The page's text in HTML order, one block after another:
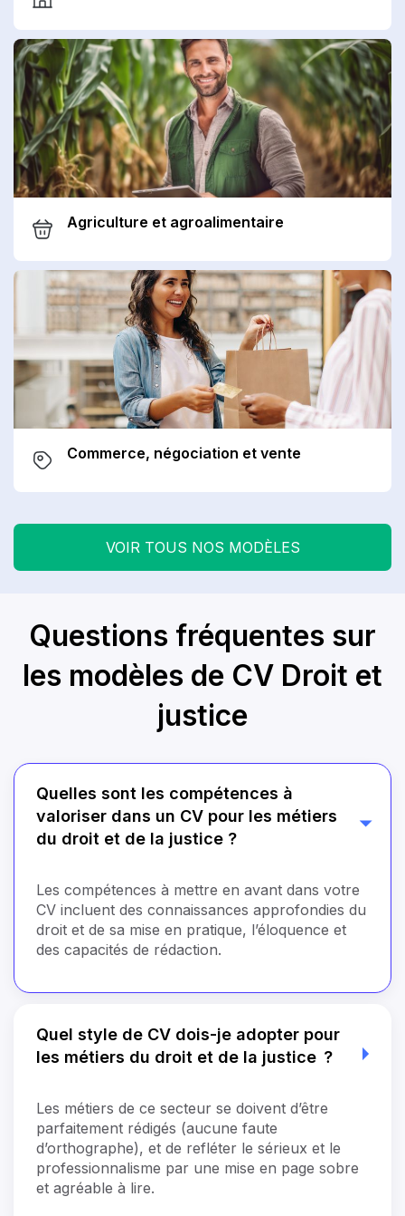
Agriculture et agroalimentaire
Commerce, négociation et vente
VOIR TOUS NOS MODÈLES
Questions fréquentes sur
les modèles de CV Droit et
justice
Quelles sont les compétences à
valoriser dans un CV pour les métiers
du droit et de la justice ?
Les compétences à mettre en avant dans votre
CV incluent des connaissances approfondies du
droit et de sa mise en pratique, l’éloquence et
des capacités de rédaction.
Quel style de CV dois-je adopter pour
les métiers du droit et de la justice ?
Les métiers de ce secteur se doivent d’être
parfaitement rédigés (aucune faute
d’orthographe), et de refléter le sérieux et le
professionnalisme par une mise en page sobre
et agréable à lire.